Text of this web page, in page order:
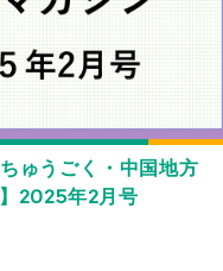
ゅうごく・中国地方
2025年2月号